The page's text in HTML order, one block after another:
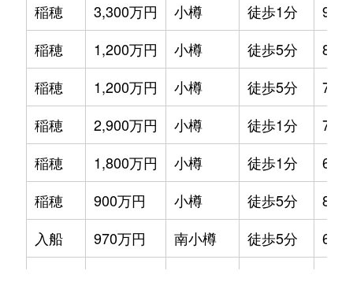
稲穂
3,300万円 小樽 徒歩1分
稲穂
1,200万円 小樽 徒歩5分
稲穂
1,200万円 小樽 徒歩5分
稲穂
2,900万円 小樽 徒歩1分
稲穂
1,800万円 小樽 徒歩1分
稲穂
900万円 小樽 徒歩5分
入船
970万円 南小樽 徒歩5分